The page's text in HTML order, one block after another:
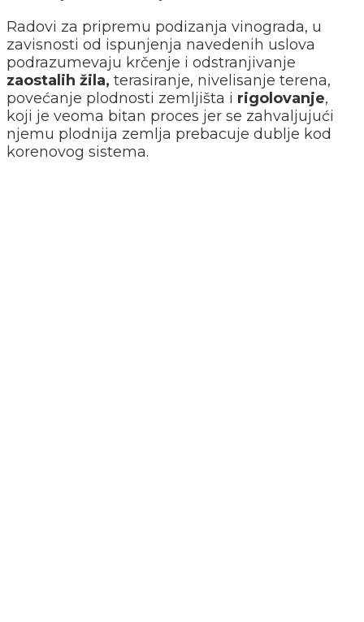
Radovi za pripremu podizanja vinograda, u
zavisnosti od ispunjenja navedenih uslova
podrazumevaju krčenje i odstranjivanje
zaostalih žila, terasiranje, nivelisanje terena,
povećanje plodnosti zemljišta i rigolovanje,
koji je veoma bitan proces jer se zahvaljujući
njemu plodnija zemlja prebacuje dublje kod
korenovog sistema.